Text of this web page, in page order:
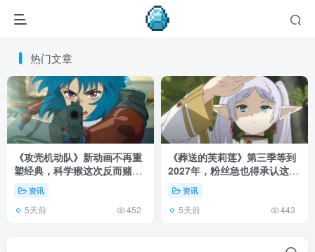
热门文章
《攻壳机动队》新动画不再重
塑经典，科学猴这次反而赌对
了！资讯
5天前 452
《葬送的芙莉莲》第三季等到
2027年，粉丝急也得承认这次
慢得有道理！
资讯
5天前 443